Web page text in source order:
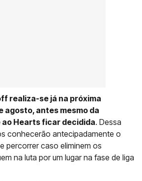
realiza-se já na próxima
agosto, antes mesmo da
Hearts ficar decidida. Dessa
conhecerão antecipadamente o
percorrer caso eliminem os
na luta por um lugar na fase de liga